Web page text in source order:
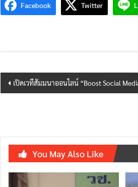
Facebook Twitter
Post
navigation
เปิดเวทีสัมมนาออนไลน์ “Boost Social
You May Also Like